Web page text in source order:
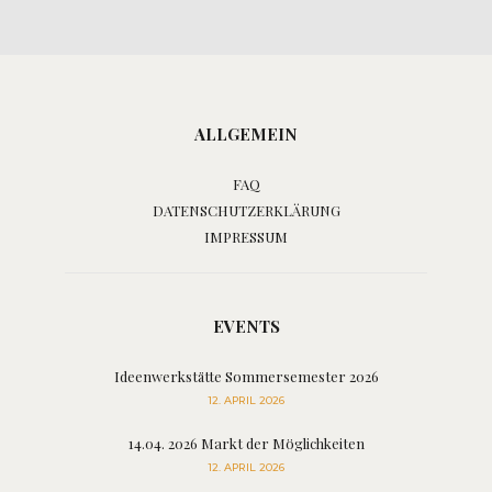
ALLGEMEIN
FAQ
DATENSCHUTZERKLÄRUNG
IMPRESSUM
EVENTS
Ideenwerkstätte Sommersemester 2026
12. APRIL 2026
14.04. 2026 Markt der Möglichkeiten
12. APRIL 2026